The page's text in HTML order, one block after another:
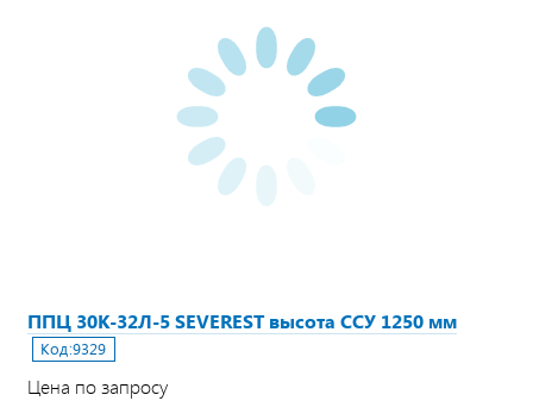
ППЦ 30К-32Л-5 SEVEREST высота ССУ 1250 мм
Код:9329
Цена по запросу